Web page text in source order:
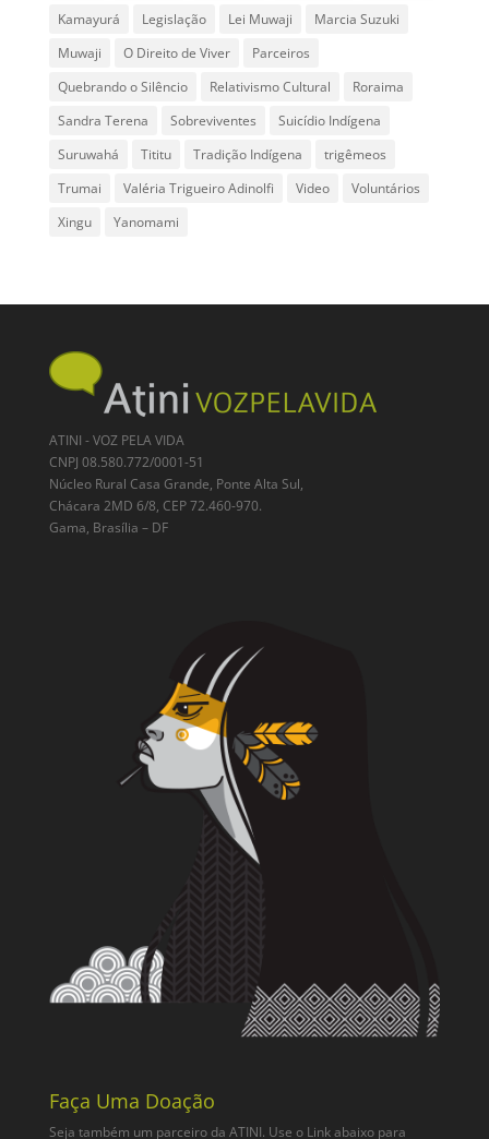
Kamayurá
Legislação Lei Muwaji
Marcia Suzuki
Muwaji
O Direito de Viver
Parceiros
Quebrando o Silêncio
Relativismo Cultural
Roraima
Sandra Terena
Sobreviventes
Suicídio Indígena
Suruwahá
Tititu Tradição Indígena
trigêmeos
Trumai
Valéria Trigueiro Adinolfi Video
Voluntários
Xingu
Yanomami
ATINI - VOZ PELA VIDA
CNPJ 08.580.772/0001-51
Núcleo Rural Casa Grande, Ponte Alta Sul,
Chácara 2MD 6/8, CEP 72.460-970.
Gama, Brasília – DF
Faça Uma Doação
Seja também um parceiro da ATINI. Use o Link abaixo para